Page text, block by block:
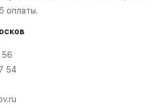
оплаты.
56
54